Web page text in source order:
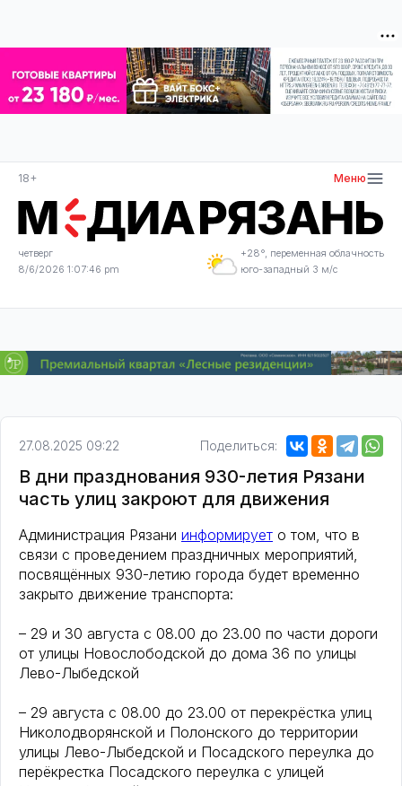
18+ Меню
четверг
8/6/2026 1:07:47 pm
+28°, переменная облачность
юго-западный 3 м/с
27.08.2025 09:22 Поделиться:
В дни празднования 930-летия Рязани
часть улиц закроют для движения
Администрация Рязани информирует о том, что в
связи с проведением праздничных мероприятий,
посвящённых 930-летию города будет временно
закрыто движение транспорта:
– 29 и 30 августа с 08.00 до 23.00 по части дороги
от улицы Новослободской до дома 36 по улицы
Лево-Лыбедской
– 29 августа с 08.00 до 23.00 от перекрёстка улиц
Николодворянской и Полонского до территории
улицы Лево-Лыбедской и Посадского переулка до
перёкрестка Посадского переулка с улицей